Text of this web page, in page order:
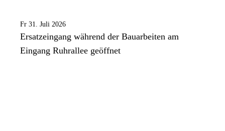
Fr 31. Juli 2026
Ersatzeingang während der Bauarbeiten am
Eingang Ruhrallee geöffnet